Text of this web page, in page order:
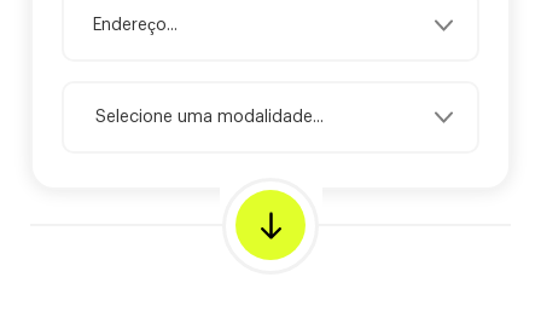
Selecione uma modalidade...